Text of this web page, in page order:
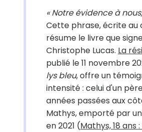
« Notre évidence à
Cette phrase, écrite au
résume le livre que
Christophe Lucas. La
publié le 11 novembre
lys bleu, offre un
intensité : celui d'un
années passées aux
Mathys, emporté par
en 2021 (Mathys, 18 ans